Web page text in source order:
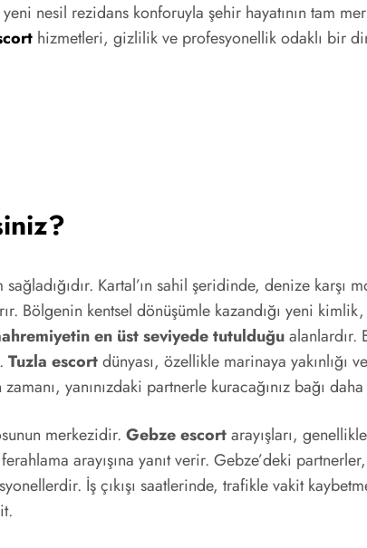
nesil rezidans konforuyla şehir hayatının tam
hizmetleri, gizlilik ve profesyonellik odaklı bir
Kartal’ın sahil şeridinde, denize karşı
Bölgenin kentsel dönüşümle kazandığı yeni
en üst seviyede tutulduğualanlardır.
Tuzla escortdünyası, özellikle marinaya yakınlığı
yanınızdaki partnerle kuracağınız bağı
merkezidir. Gebze escortarayışları,
arayışına yanıt verir. Gebze’deki
İş çıkışı saatlerinde, trafikle vakit